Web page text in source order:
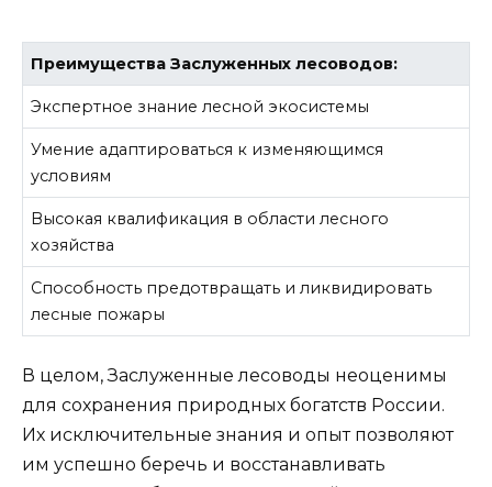
Преимущества Заслуженных лесоводов:
Экспертное знание лесной экосистемы
Умение адаптироваться к изменяющимся
условиям
Высокая квалификация в области лесного
хозяйства
Способность предотвращать и ликвидировать
лесные пожары
В целом, Заслуженные лесоводы неоценимы
для сохранения природных богатств России.
Их исключительные знания и опыт позволяют
им успешно беречь и восстанавливать